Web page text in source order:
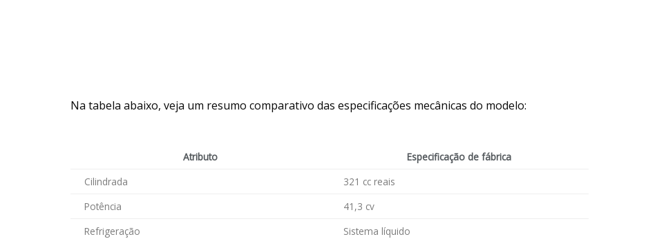
Na tabela abaixo, veja um resumo comparativo das especificações mecânicas do modelo:
Atributo
Especificação de fábrica
Cilindrada
321 cc reais
Potência
41,3 cv
Refrigeração
Sistema líquido